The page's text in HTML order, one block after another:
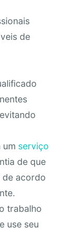
de
um serviço
de que
de acordo
trabalho
use seu